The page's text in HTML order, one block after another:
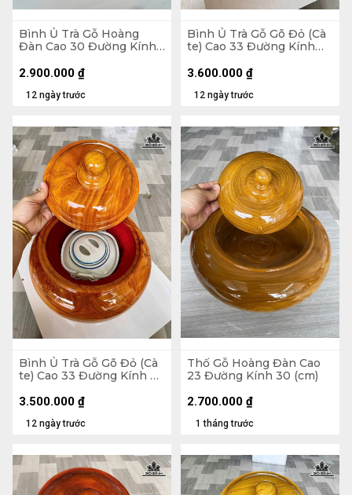
Bình Ủ Trà Gỗ Hoàng
Đàn Cao 30 Đường Kính
Lít
12 ngày trước
2.900.000 ₫
Bình Ủ Trà Gỗ Gõ Đỏ (Cà
te) Cao 33 Đường Kính
Lít
12 ngày trước
3.600.000 ₫
Bình Ủ Trà Gỗ Gõ Đỏ (Cà
te) Cao 33 Đường Kính 29
12 ngày trước
3.500.000 ₫
Thố Gỗ Hoàng Đàn Cao
23 Đường Kính 30 (cm)
1 tháng trước
2.700.000 ₫